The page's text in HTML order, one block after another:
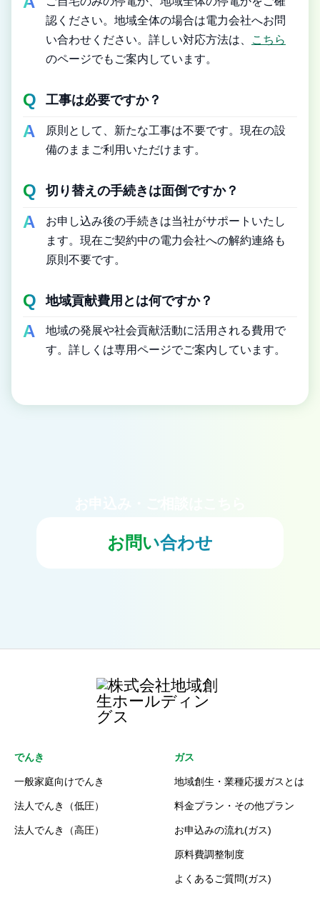
認ください。地域全体の場合は電力会社へお問
い合わせください。詳しい対応方法は、
こちら
のページでもご案内しています。
工事は必要ですか？
原則として、新たな工事は不要です。現在の設
備のままご利用いただけます。
切り替えの手続きは面倒ですか？
お申し込み後の手続きは当社がサポートいたし
ます。現在ご契約中の電力会社への解約連絡も
原則不要です。
地域貢献費用とは何ですか？
地域の発展や社会貢献活動に活用される費用で
す。詳しくは専用ページでご案内しています。
お問い合わせ
でんき
一般家庭向けでんき
法人でんき（低圧）
法人でんき（高圧）
ガス
地域創生・業種応援ガスとは
料金プラン・その他プラン
お申込みの流れ(ガス)
原料費調整制度
よくあるご質問(ガス)